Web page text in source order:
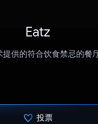
Eatz
提供的符合饮食禁忌的餐
投票